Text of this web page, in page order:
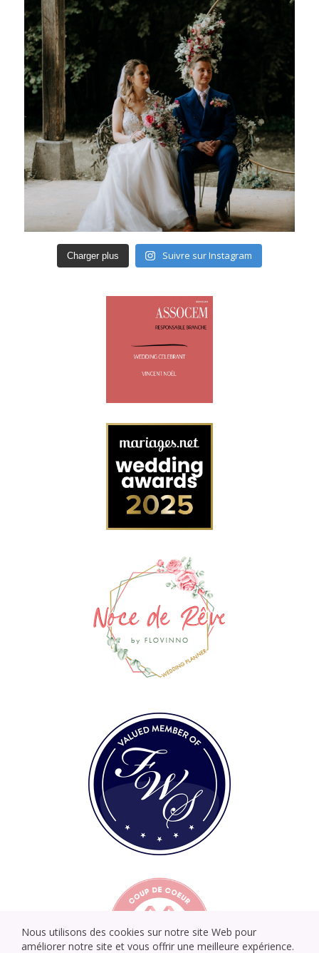
Charger plus Suivre sur Instagram
Nous utilisons des cookies sur notre site Web pour
améliorer notre site et vous offrir une meilleure expérience.